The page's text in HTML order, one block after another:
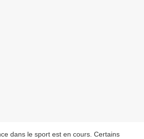
dans le sport est en cours. Certains